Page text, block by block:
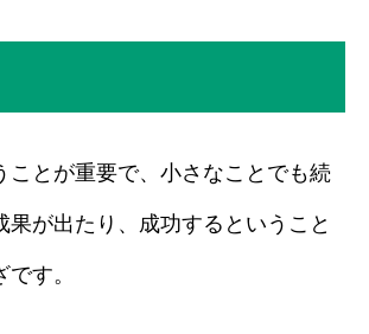
ことが重要で、小さなことでも続
果が出たり、成功するということ
す。